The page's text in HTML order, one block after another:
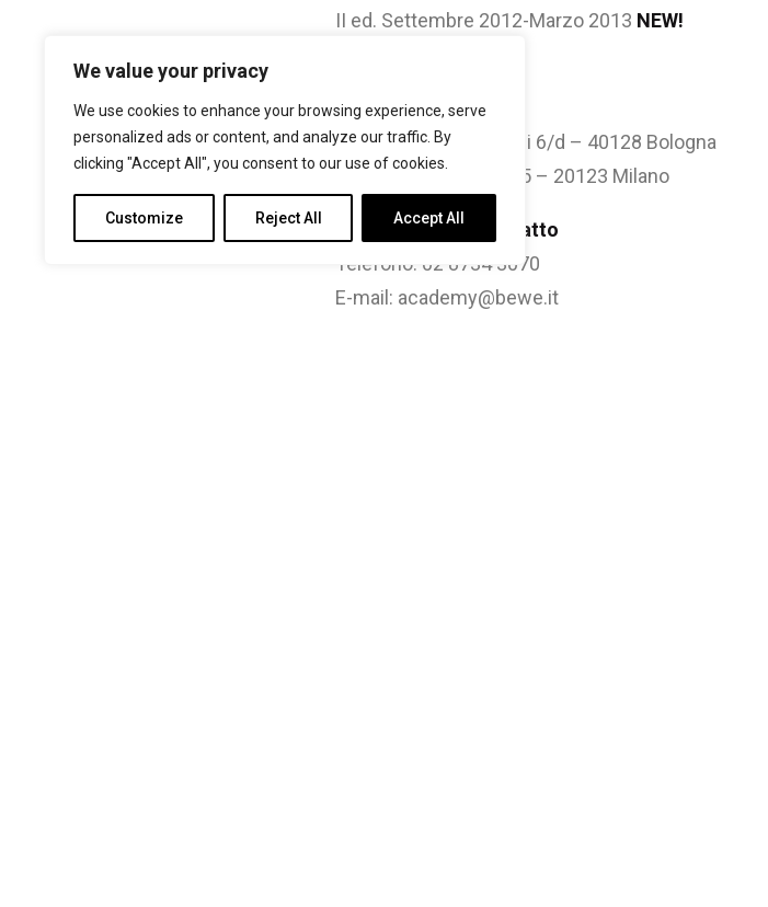
We value your privacy
We use cookies to enhance your browsing experience, serve
personalized ads or content, and analyze our traffic. By
clicking "Accept All", you consent to our use of cookies.
Customize Reject All Accept All
II ed. Settembre 2012-Marzo 2013 NEW!
Ifoa Milano e Bologna
Indirizzo Via A. Calzoni 6/d – 40128 Bologna
Indirizzo Via Olmetto 5 – 20123 Milano
Informazioni di contatto
Telefono: 02 8734 3070
E-mail: academy@bewe.it